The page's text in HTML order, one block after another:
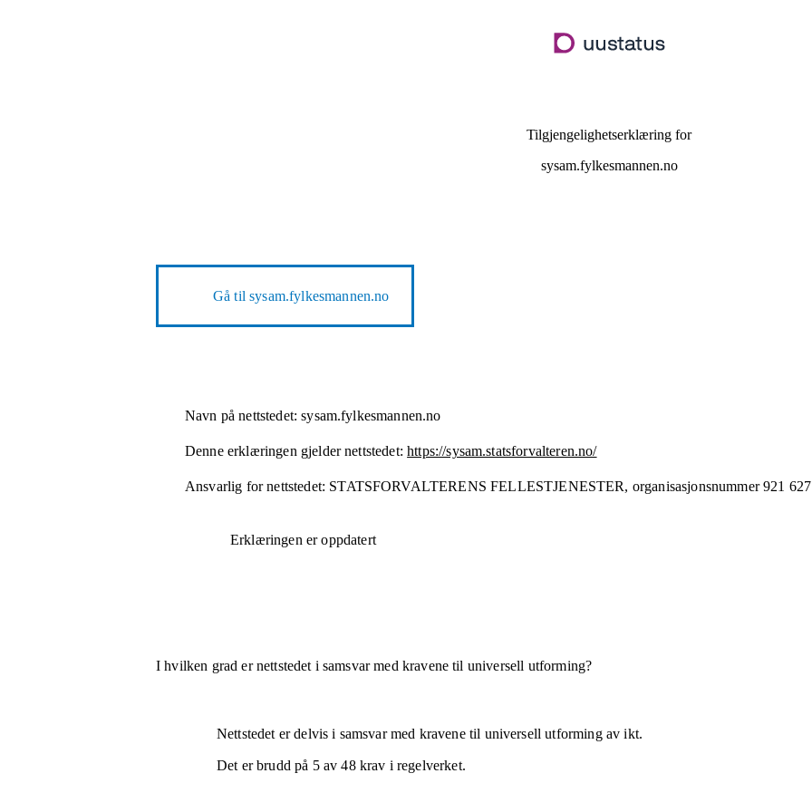
hovedinnhold
Tilgjengelighetserklæring for
sysam.fylkesmannen.no
Gå tilsysam.fylkesmannen.no
Navn på nettstedet: sysam.fylkesmannen.no
Denne erklæringen gjelder nettstedet: https://sysam.statsforvalteren.no/
Ansvarlig for nettstedet: STATSFORVALTERENS FELLESTJENESTER, organisasjonsnummer 921
Erklæringen er oppdatert
I hvilken grad er nettstedet i samsvar med kravene til universell utforming?
Nettstedet erdelvis i samsvarmed kravene til universell utforming av ikt.
Det er brudd på 5av48krav i regelverket.